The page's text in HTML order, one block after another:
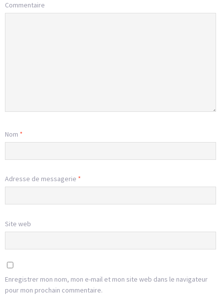
Commentaire
Nom *
Adresse de messagerie *
Site web
Enregistrer mon nom, mon e-mail et mon site web dans le navigateur
pour mon prochain commentaire.